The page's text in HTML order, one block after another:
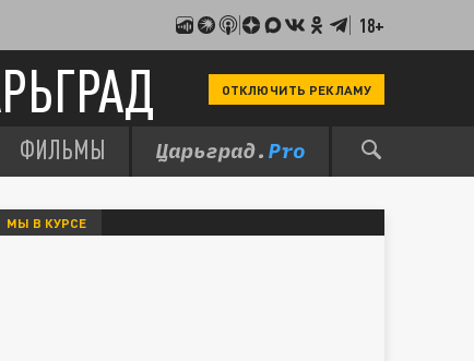
18+
ОТКЛЮЧИТЬ РЕКЛАМУ
ФИЛЬМЫ
МЫ В КУРСЕ